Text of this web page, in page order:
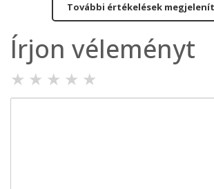
További értékelések
Írjon véleményt
★ ★ ★ ★ ★